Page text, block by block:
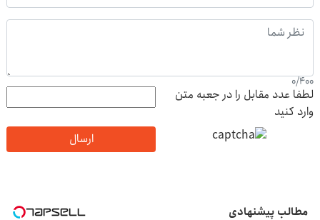
0/400
لطفا عدد مقابل را در جعبه متن
وارد کنید
ارسال
مطالب پیشنهادی